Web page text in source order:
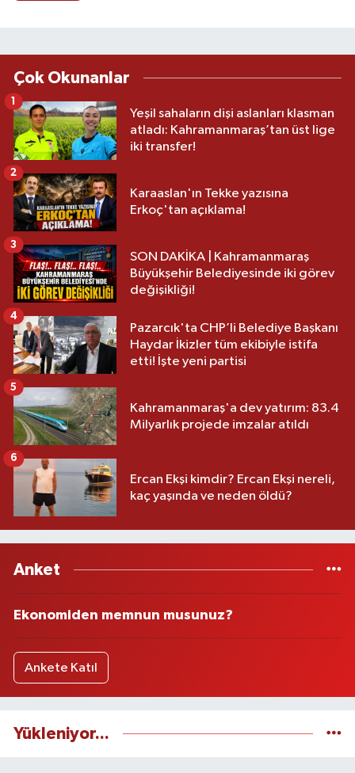
Çok Okunanlar
Yeşil sahaların dişi aslanları klasman
atladı: Kahramanmaraş’tan üst lige
iki transfer!
1
Karaaslan'ın Tekke yazısına
Erkoç'tan açıklama!
2
SON DAKİKA | Kahramanmaraş
Büyükşehir Belediyesinde iki görev
değişikliği!
3
Pazarcık'ta CHP’li Belediye Başkanı
Haydar İkizler tüm ekibiyle istifa
etti! İşte yeni partisi
4
Kahramanmaraş'a dev yatırım: 83.4
Milyarlık projede imzalar atıldı
5
Ercan Ekşi kimdir? Ercan Ekşi nereli,
kaç yaşında ve neden öldü?
6
Anket
Ekonomiden memnun musunuz?
Ankete Katıl
Yükleniyor...